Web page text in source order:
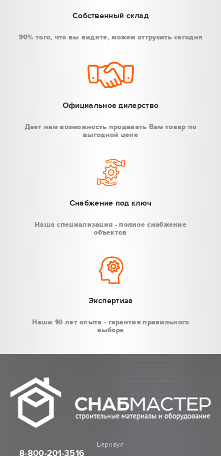
Собственный склад
90% того, что вы видите, можем отгрузить сегодня
Официальное дилерство
Дает нам возможность продавать Вам товар по
выгодной цене
Снабжение под ключ
Наша специализация - полное снабжение
объектов
Экспертиза
Наши 10 лет опыта - гарантия правильного
выбора
Барнаул
8-800-201-3516